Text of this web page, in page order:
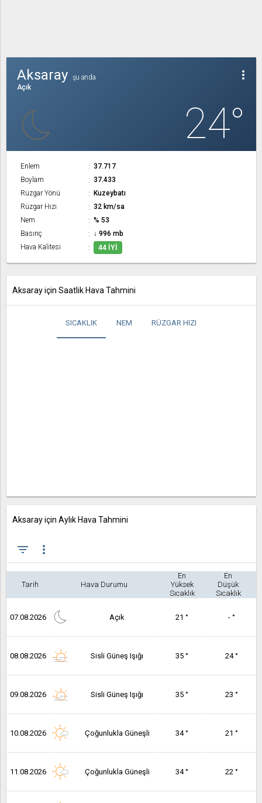
more_vert
Aksaray
şu anda
Açık
24°
Enlem
37.717
Boylam
37.433
Rüzgar Yönü
Kuzeybatı
Rüzgar Hızı
32 km/sa
Nem
% 53
Basınç
↓ 996 mb
Hava Kalitesi
44 İYI
Aksaray için Saatlik Hava Tahmini
SICAKLIK NEM RÜZGAR HIZI
Aksaray için Aylık Hava Tahmini
filter_list more_vert
Tarih Hava Durumu
En
Yüksek
Sıcaklık
En
Düşük
Sıcaklık
07.08.2026 Açık 21 ° - °
08.08.2026 Sisli Güneş Işığı 35 ° 24 °
09.08.2026 Sisli Güneş Işığı 35 ° 23 °
10.08.2026 Çoğunlukla Güneşli 34 ° 21 °
11.08.2026 Çoğunlukla Güneşli 34 ° 22 °